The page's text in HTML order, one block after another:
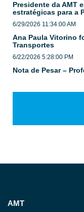
Presidente da AMT
estratégicas para a
6/29/2026 11:34:00 AM
Ana Paula Vitorino
Transportes
6/22/2026 5:28:00 PM
Nota de Pesar –
AMT